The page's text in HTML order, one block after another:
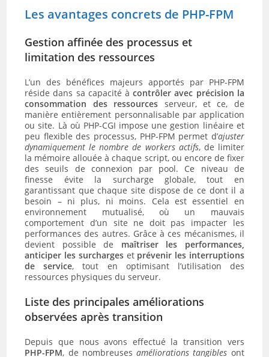
Les avantages concrets de PHP-FPM
Gestion affinée des processus et
limitation des ressources
L’un des bénéfices majeurs apportés par PHP-FPM
réside dans sa capacité àcontrôler avec précision la
consommation des ressources serveur, et ce, de
manière entièrement personnalisable par application
ou site. Là où PHP-CGI impose une gestion linéaire et
peu flexible des processus, PHP-FPM permet d’ajuster
dynamiquement le nombre de workers actifs, de limiter
la mémoire allouée à chaque script, ou encore de fixer
des seuils de connexion par pool. Ce niveau de
finesse évite la surcharge globale, tout en
garantissant que chaque site dispose de ce dont il a
besoin – ni plus, ni moins. Cela est essentiel en
environnement mutualisé, où un mauvais
comportement d’un site ne doit pas impacter les
performances des autres. Grâce à ces mécanismes, il
devient possible de maîtriser les performances,
anticiper les surchargeset prévenir les interruptions
de service, tout en optimisant l’utilisation des
ressources physiques du serveur.
Liste des principales améliorations
observées après transition
Depuis que nous avons effectué la transition vers
PHP-FPM, de nombreusesaméliorations tangibles ont